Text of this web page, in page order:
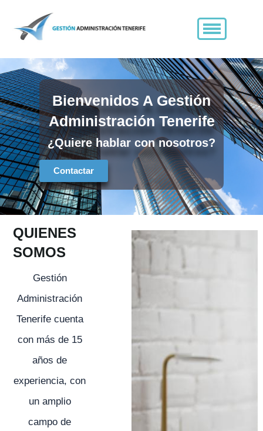
content
Bienvenidos A Gestión
Administración Tenerife
¿Quiere hablar con nosotros?
Contactar
QUIENES
SOMOS
Gestión
Administración
Tenerife cuenta
con más de 15
años de
experiencia, con
un amplio
campo de